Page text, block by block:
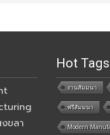
ขลา
Hot Tags
งานสัมมนา
ฟรีสัมมนา
Modern